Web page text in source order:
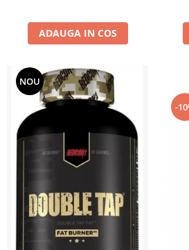
ADAUGA IN COS
NOU
-